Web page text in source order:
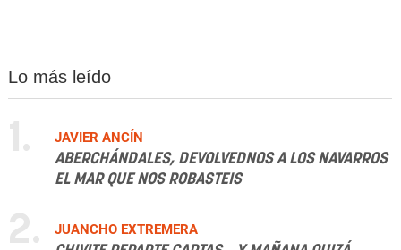
Lo más leído
1.
JAVIER ANCÍN
ABERCHÁNDALES, DEVOLVEDNOS A LOS NAVARROS
EL MAR QUE NOS ROBASTEIS
2.
JUANCHO EXTREMERA